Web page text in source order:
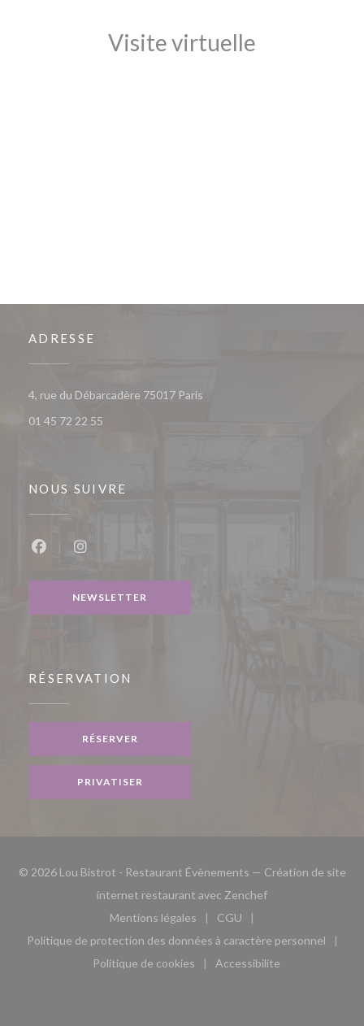
Visite virtuelle
ADRESSE
4, rue du Débarcadère 75017 Paris
01 45 72 22 55
NOUS SUIVRE
NEWSLETTER
RÉSERVATION
RÉSERVER
PRIVATISER
© 2026 Lou Bistrot - Restaurant Évènements — Création de site
internet restaurant avec Zenchef((ouvre une
Mentions légales
((ouvre une nouvelle fenêtre))
CGU
((ouvre une nouvelle
Politique de protection des données à caractère personnel
((ouvre une nouvelle fenêtre))
Politique de cookies
((ouvre une nouvelle fenêtre))
Accessibilite